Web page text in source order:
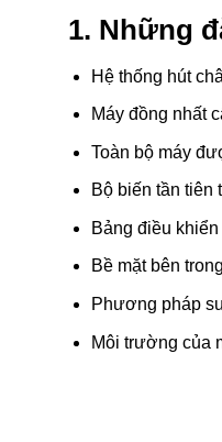
1. Những
Hệ thống hút
Máy đồng nhất
Toàn bộ máy
Bộ biến tần tiên
Bảng điều
Bề mặt bên
Phương pháp
Môi trường của